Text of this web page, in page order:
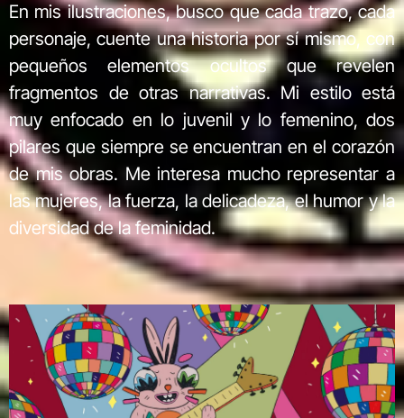
En mis ilustraciones, busco que cada trazo, cada
personaje, cuente una historia por sí mismo, con
pequeños elementos ocultos que revelen
fragmentos de otras narrativas. Mi estilo está
muy enfocado en lo juvenil y lo femenino, dos
pilares que siempre se encuentran en el corazón
de mis obras. Me interesa mucho representar a
las mujeres, la fuerza, la delicadeza, el humor y la
diversidad de la feminidad.